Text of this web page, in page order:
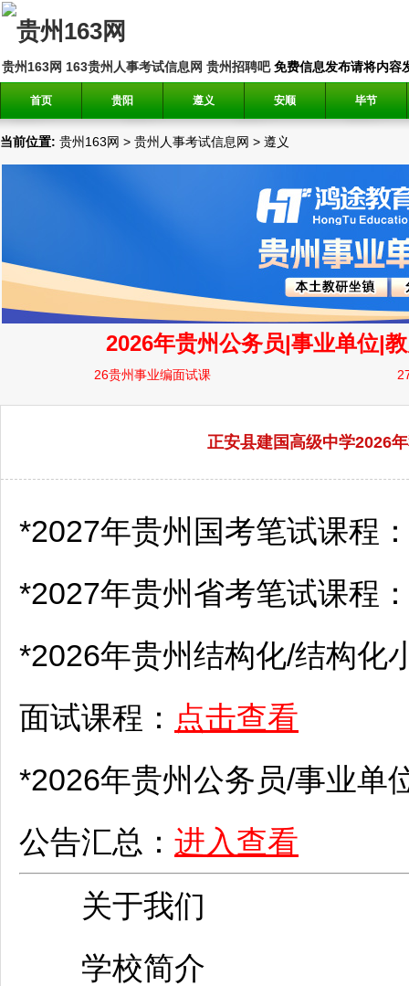
贵州163网 163贵州人事考试信息网 贵州招聘吧免费信息发布请将内容
首页 贵阳 遵义 安顺 毕节
当前位置: 贵州163网 > 贵州人事考试信息网 > 遵义
正安县建国高级中学2026
*2027年贵州国考笔试课程
*2027年贵州省考笔试课程
*2026年贵州结构化/结构化
面试课程： 点击查看
*2026年贵州公务员/事业单
公告汇总： 进入查看
关于我们
学校简介